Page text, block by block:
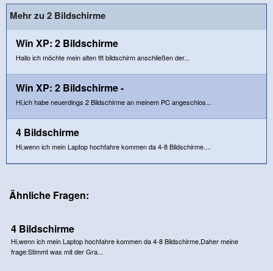
Mehr zu 2 Bildschirme
Win XP: 2 Bildschirme
Hallo ich möchte mein alten tft bildschirm anschließen der...
Win XP: 2 Bildschirme -
Hi,ich habe neuerdings 2 Bildschirme an meinem PC angeschlos...
4 Bildschirme
Hi,wenn ich mein Laptop hochfahre kommen da 4-8 Bildschirme....
Ähnliche Fragen:
4 Bildschirme
Hi,wenn ich mein Laptop hochfahre kommen da 4-8 Bildschirme.Daher meine
frage:Stimmt was mit der Gra...